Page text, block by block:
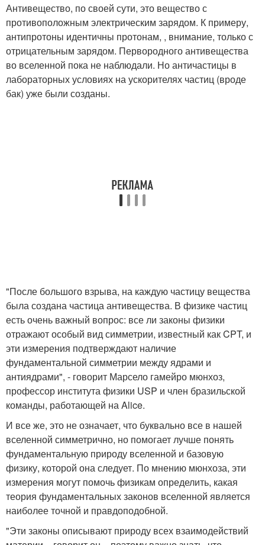
Антивещество, по своей сути, это вещество с
противоположным электрическим зарядом. К примеру,
антипротоны идентичны протонам, , внимание, только с
отрицательным зарядом. Первородного антивещества
во вселенной пока не наблюдали. Но античастицы в
лабораторных условиях на ускорителях частиц (вроде
бак) уже были созданы.
"После большого взрыва, на каждую частицу вещества
была создана частица антивещества. В физике частиц
есть очень важный вопрос: все ли законы физики
отражают особый вид симметрии, известный как CPT, и
эти измерения подтверждают наличие
фундаментальной симметрии между ядрами и
антиядрами", - говорит Марсело гамейро мюнхоз,
профессор института физики USP и член бразильской
команды, работающей на Alice.
И все же, это не означает, что буквально все в нашей
вселенной симметрично, но помогает лучше понять
фундаментальную природу вселенной и базовую
физику, которой она следует. По мнению мюнхоза, эти
измерения могут помочь физикам определить, какая
теория фундаментальных законов вселенной является
наиболее точной и правдоподобной.
"Эти законы описывают природу всех взаимодействий